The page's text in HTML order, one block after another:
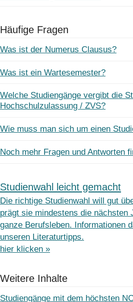
Häufige Fragen
Was ist der Numerus Clausus?
Was ist ein Wartesemester?
Welche Studiengänge vergibt die
Hochschulzulassung / ZVS?
Wie muss man sich um einen
Noch mehr Fragen und Antworten
Studienwahl leicht gemacht
Die richtige Studienwahl will gut
prägt sie mindestens die nächsten
ganze Berufsleben. Informationen
unseren Literaturtipps.
hier klicken »
Weitere Inhalte
Studiengänge mit dem höchsten